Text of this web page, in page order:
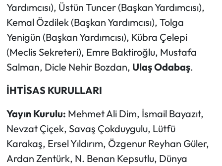
Yardımcısı), Üstün Tuncer (Başkan Yardımcısı),
Kemal Özdilek (Başkan Yardımcısı), Tolga
Yenigün (Başkan Yardımcısı), Kübra Çelepi
(Meclis Sekreteri), Emre Baktiroğlu, Mustafa
Salman, Dicle Nehir Bozdan, Ulaş Odabaş.
İHTİSAS KURULLARI
Yayın Kurulu: Mehmet Ali Dim, İsmail Bayazıt,
Nevzat Çiçek, Savaş Çokduygulu, Lütfü
Karakaş, Ersel Yıldırım, Özgenur Reyhan Güler,
Ardan Zentürk, N. Benan Kepsutlu, Dünya